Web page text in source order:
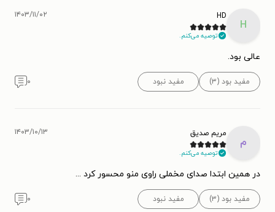
H
HD
توصیه می‌کنم.
۱۴۰۳/۱۱/۰۲
عالی بود.
مفید بود (۳) مفید نبود ۰
م
مریم صدیق
توصیه می‌کنم.
۱۴۰۳/۱۰/۱۳
در همین ابتدا صدای مخملی راوی منو محسور کرد ...
مفید بود (۳) مفید نبود ۰